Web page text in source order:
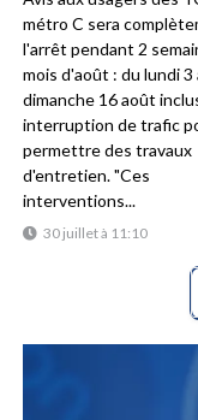
30 juillet à 11:10
métro C sera
l'arrêt pendant 2
mois d'août : du lundi 3
dimanche 16 août
interruption de trafic
permettre des travaux
d'entretien. "Ces
interventions...